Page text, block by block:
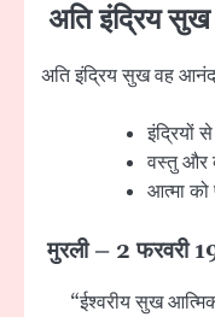
अति इंद्रिय सुख
अति इंद्रिय सुख वह
इंद्रियों
वस्तु और
आत्मा को
मुरली – 2 फरवरी
“ईश्वरीय सुख